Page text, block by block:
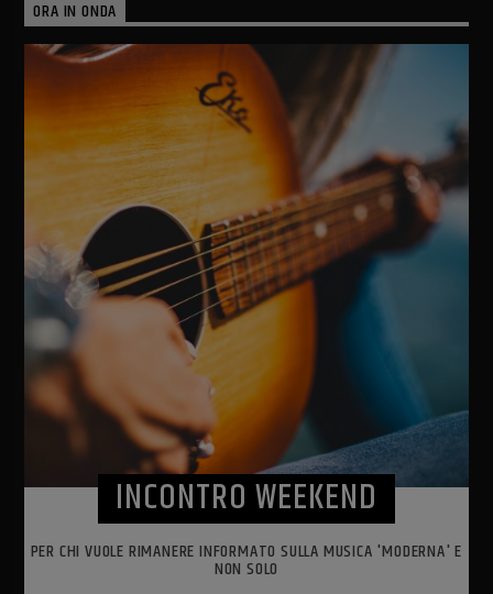
ORA IN ONDA
INCONTRO WEEKEND
PER CHI VUOLE RIMANERE INFORMATO SULLA MUSICA 'MODERNA' E
NON SOLO